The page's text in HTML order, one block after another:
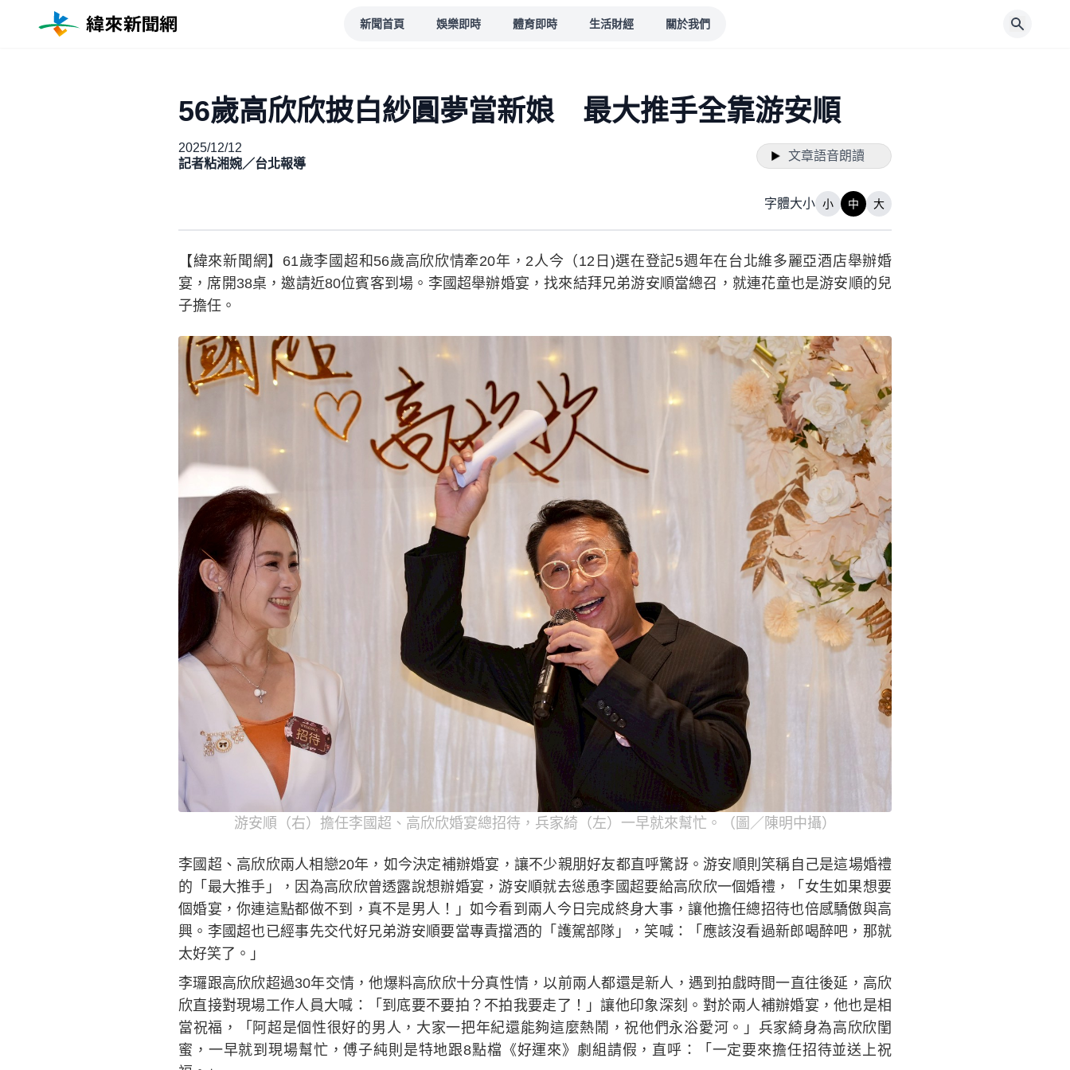
新聞首頁 娛樂即時 體育即時 生活財經 關於我們
56歲高欣欣披白紗圓夢當新娘 最大推手全靠游安順
2025/12/12
記者粘湘婉／台北報導
文章語音朗讀
字體大小 小 中 大
【緯來新聞網】61歲李國超和56歲高欣欣情牽20年，2人今（12日)選在登記5週年在台北維多麗亞酒店舉辦婚
宴，席開38桌，邀請近80位賓客到場。李國超舉辦婚宴，找來結拜兄弟游安順當總召，就連花童也是游安順的兒
子擔任。
游安順（右）擔任李國超、高欣欣婚宴總招待，兵家綺（左）一早就來幫忙。（圖／陳明中攝）
李國超、高欣欣兩人相戀20年，如今決定補辦婚宴，讓不少親朋好友都直呼驚訝。游安順則笑稱自己是這場婚禮
的「最大推手」，因為高欣欣曾透露說想辦婚宴，游安順就去慫恿李國超要給高欣欣一個婚禮，「女生如果想要
個婚宴，你連這點都做不到，真不是男人！」如今看到兩人今日完成終身大事，讓他擔任總招待也倍感驕傲與高
興。李國超也已經事先交代好兄弟游安順要當專責擋酒的「護駕部隊」，笑喊：「應該沒看過新郎喝醉吧，那就
太好笑了。」
李㼈跟高欣欣超過30年交情，他爆料高欣欣十分真性情，以前兩人都還是新人，遇到拍戲時間一直往後延，高欣
欣直接對現場工作人員大喊：「到底要不要拍？不拍我要走了！」讓他印象深刻。對於兩人補辦婚宴，他也是相
當祝福，「阿超是個性很好的男人，大家一把年紀還能夠這麼熱鬧，祝他們永浴愛河。」兵家綺身為高欣欣閨
蜜，一早就到現場幫忙，傅子純則是特地跟8點檔《好運來》劇組請假，直呼：「一定要來擔任招待並送上祝